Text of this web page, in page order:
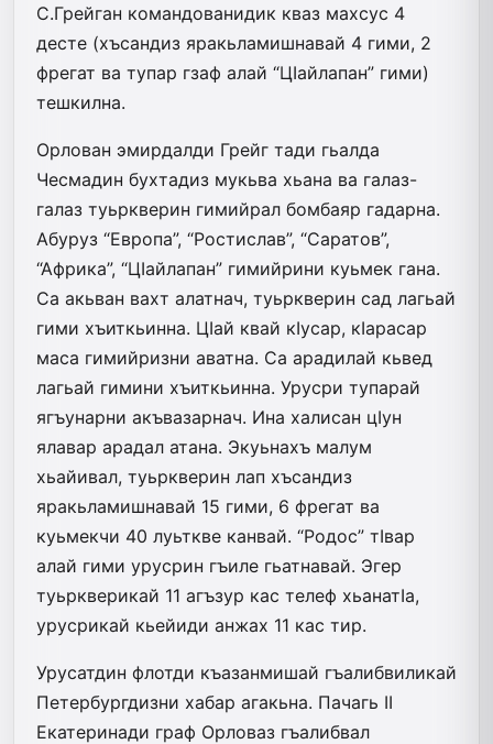
С.Грейган командо­ва­нидик кваз махсус 4
десте (хъсандиз яракьламишнавай 4 гими, 2
фрегат ва ту­пар­ гзаф алай “ЦIайлапан” гими)
теш­кил­на.­
Орлован эмирдалди Грейг тади гьалда
Чесмадин бухтадиз мукьва хьана ва галаз-
галаз туьркверин гимийрал бомбаяр гадарна.
Абуруз “Европа”, “Ростислав”, “Саратов”,
“Африка”, “ЦIайлапан” ги­мийрини куьмек гана.
Са акьван вахт алатнач, туьркверин сад лагьай
гими хъиткьинна. ЦIай квай кIусар, кIарасар
маса гимийризни аватна. Са арадилай кьвед
лагьай гимини хъиткьинна. Урусри тупарай
ягъунарни акъвазарнач. Ина халисан цIун
ялавар арадал атана. Экуьнахъ малум
хьайивал, туьркверин лап хъсандиз
яракьламишнавай 15 гими, 6 фрегат ва
куьмекчи 40 луьткве канвай. “Родос” тIвар
алай гими урусрин гъиле гьатнавай. Эгер
туьркверикай 11 агъзур кас телеф хьанатIа,
урусрикай кьейиди анжах 11 кас тир.
Урусатдин флотди къазанмишай гъа­либвиликай
Петербургдизни хабар агакьна. Пачагь II
Екатеринади граф Ор­ловаз гъалибвал